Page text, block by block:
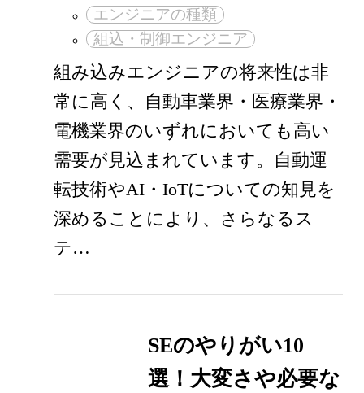
エンジニアの種類
組込・制御エンジニア
組み込みエンジニアの将来性は非
常に高く、自動車業界・医療業界・
電機業界のいずれにおいても高い
需要が見込まれています。自動運
転技術やAI・IoTについての知見を
深めることにより、さらなるス
テ…
SEのやりがい10
選！大変さや必要な